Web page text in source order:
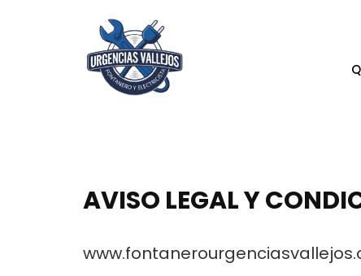
AVISO LEGAL Y